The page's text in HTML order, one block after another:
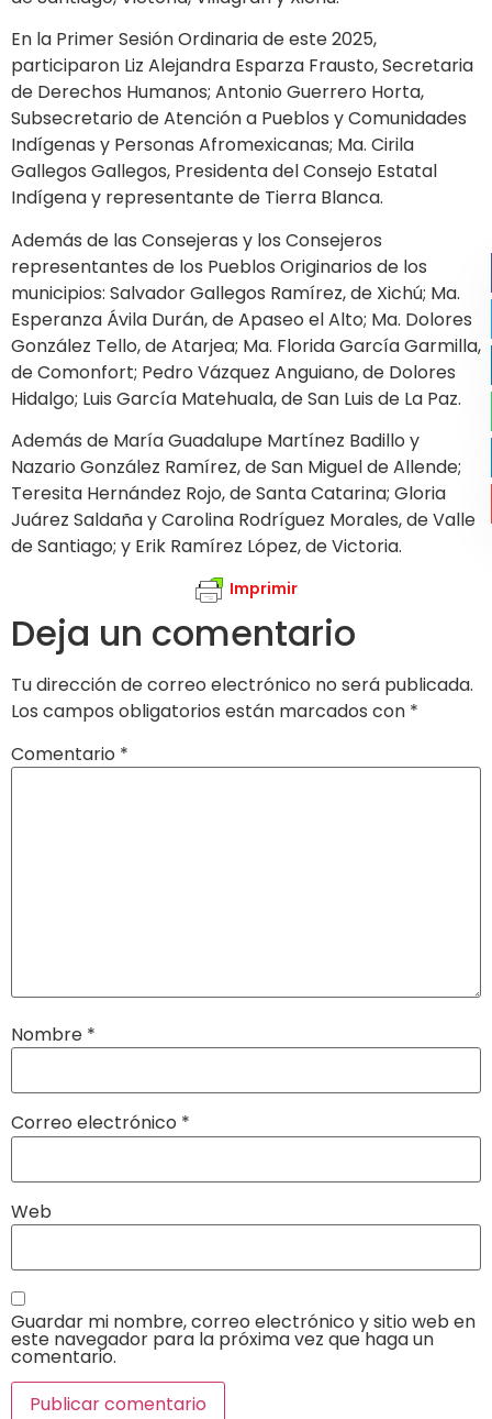
En la Primer Sesión Ordinaria de este 2025,
participaron Liz Alejandra Esparza Frausto, Secretaria
de Derechos Humanos; Antonio Guerrero Horta,
Subsecretario de Atención a Pueblos y Comunidades
Indígenas y Personas Afromexicanas; Ma. Cirila
Gallegos Gallegos, Presidenta del Consejo Estatal
Indígena y representante de Tierra Blanca.
Además de las Consejeras y los Consejeros
representantes de los Pueblos Originarios de los
municipios: Salvador Gallegos Ramírez, de Xichú; Ma.
Esperanza Ávila Durán, de Apaseo el Alto; Ma. Dolores
González Tello, de Atarjea; Ma. Florida García Garmilla,
de Comonfort; Pedro Vázquez Anguiano, de Dolores
Hidalgo; Luis García Matehuala, de San Luis de La Paz.
Además de María Guadalupe Martínez Badillo y
Nazario González Ramírez, de San Miguel de Allende;
Teresita Hernández Rojo, de Santa Catarina; Gloria
Juárez Saldaña y Carolina Rodríguez Morales, de Valle
de Santiago; y Erik Ramírez López, de Victoria.
Imprimir
Deja un comentario
Tu dirección de correo electrónico no será publicada.
Los campos obligatorios están marcados con *
Comentario *
Nombre *
Correo electrónico *
Web
Guardar mi nombre, correo electrónico y sitio web en
este navegador para la próxima vez que haga un
comentario.